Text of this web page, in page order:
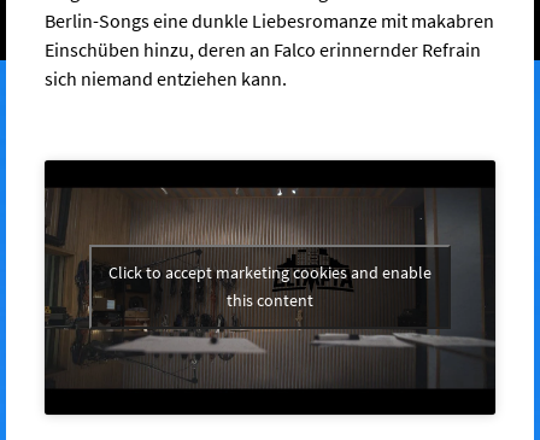
Berlin-Songs eine dunkle Liebesromanze mit makabren
Einschüben hinzu, deren an Falco erinnernder Refrain
sich niemand entziehen kann.
Click to accept marketing cookies and enable
this content